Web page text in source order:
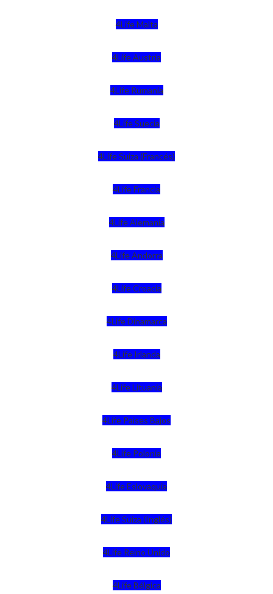
4Life Malta
4Life Austria
4Life Rumania
4Life Suecia
4Life Suiza (Francés)
4Life Francia
4Life Alemania
4Life Andorra
4Life Croacia
4Life Dinamarca
4Life Irlanda
4Life Lituania
4Life Paises Bajos
4Life Polonia
4Life Eslovaquia
4Life Suiza (Inglés)
4Life Reino Unido
4Life Bélgica